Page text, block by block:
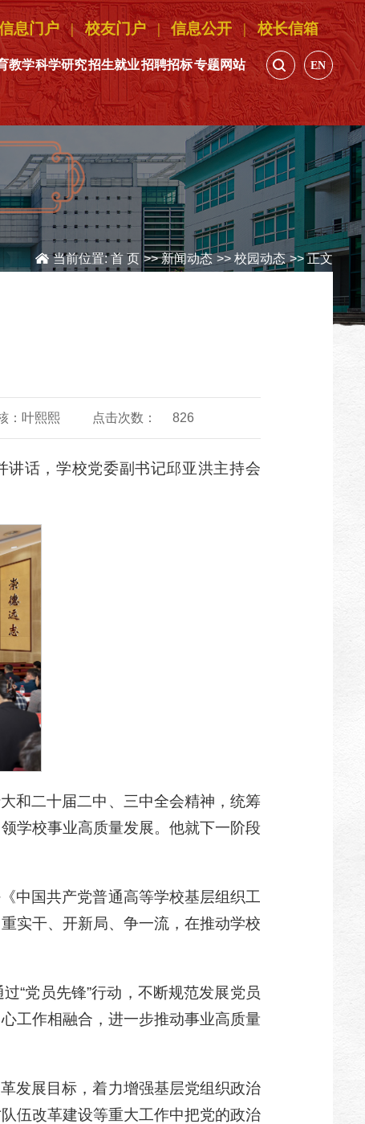
息门户 | 校友门户 | 信息公开 | 校长信箱
教学科学研究招生就业招聘招标专题网站 EN
当前位置: 首 页 >> 新闻动态 >> 校园动态 >> 正文
：叶熙熙 点击次数： 826
话，学校党委副书记邱亚洪主持会
和二十届二中、三中全会精神，统筹
学校事业高质量发展。他就下一阶段
中国共产党普通高等学校基层组织工
实干、开新局、争一流，在推动学校
“党员先锋”行动，不断规范发展党员
工作相融合，进一步推动事业高质量
发展目标，着力增强基层党组织政治
伍改革建设等重大工作中把党的政治